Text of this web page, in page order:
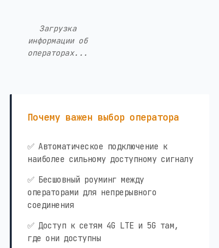
Загрузка
информации об
операторах...
Почему важен выбор оператора
✅ Автоматическое подключение к
наиболее сильному доступному сигналу
✅ Бесшовный роуминг между
операторами для непрерывного
соединения
✅ Доступ к сетям 4G LTE и 5G там,
где они доступны